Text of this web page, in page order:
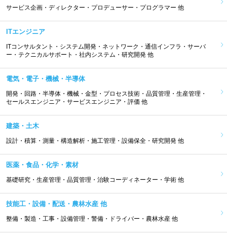
サービス企画・ディレクター・プロデューサー・プログラマー 他
ITエンジニア
ITコンサルタント・システム開発・ネットワーク・通信インフラ・サーバ
ー・テクニカルサポート・社内システム・研究開発 他
電気・電子・機械・半導体
開発・回路・半導体・機械・金型・プロセス技術・品質管理・生産管理・
セールスエンジニア・サービスエンジニア・評価 他
建築・土木
設計・積算・測量・構造解析・施工管理・設備保全・研究開発 他
医薬・食品・化学・素材
基礎研究・生産管理・品質管理・治験コーディネーター・学術 他
技能工・設備・配送・農林水産 他
整備・製造・工事・設備管理・警備・ドライバー・農林水産 他